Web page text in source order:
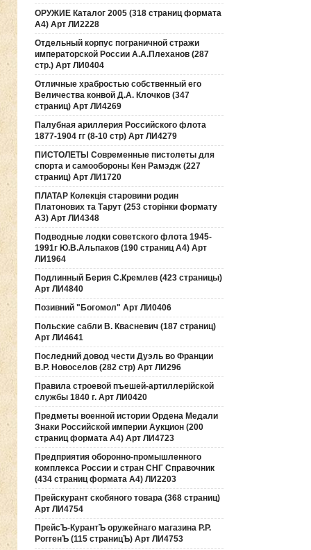
ОРУЖИЕ Каталог 2005 (318 страниц формата
А4) Арт ЛИ2228
Отдельный корпус пограничной стражи
императорской России А.А.Плеханов (287
стр.) Арт ЛИ0404
Отличные храбростью собственный его
Величества конвой Д.А. Клочков (347
страниц) Арт ЛИ4269
Палубная ариллерия Российского флота
1877-1904 гг (8-10 стр) Арт ЛИ4279
ПИСТОЛЕТЫ Современные пистолеты для
спорта и самообороны Кен Рамэдж (227
страниц) Арт ЛИ1720
ПЛАТАР Колекція старовини родин
Платонових та Тарут (253 сторінки формату
А3) Арт ЛИ4348
Подводные лодки советского флота 1945-
1991г Ю.В.Альпаков (190 страниц А4) Арт
ЛИ1964
Подлинный Берия С.Кремлев (423 страницы)
Арт ЛИ4840
Позивний "Богомол" Арт ЛИ0406
Польские сабли В. Квасневич (187 страниц)
Арт ЛИ4641
Последний довод чести Дуэль во Франции
В.Р. Новоселов (282 стр) Арт ЛИ296
Правила строевой пъешей-артиллерiйской
службы 1840 г. Арт ЛИ0420
Предметы военной истории Ордена Медали
Знаки Российской империи Аукцион (200
страниц формата А4) Арт ЛИ4723
Предприятия оборонно-промышленного
комплекса России и стран СНГ Справочник
(434 страниц формата А4) ЛИ2203
Прейскурант скобяного товара (368 страниц)
Арт ЛИ4754
ПрейсЪ-КурантЪ оружейнаго магазина Р.Р.
РоггенЪ (115 страницЪ) Арт ЛИ4753